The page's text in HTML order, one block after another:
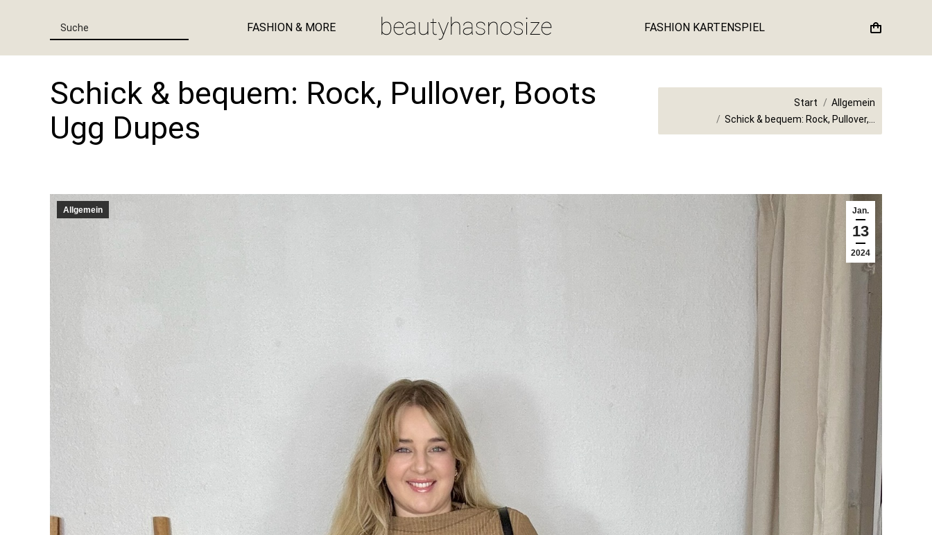
FASHION & MORE FASHION KARTENSPIEL
Schick & bequem: Rock, Pullover, Boots
Ugg Dupes
Start
Allgemein
Schick & bequem: Rock, Pullover,…
Jan.
13
2024
Allgemein